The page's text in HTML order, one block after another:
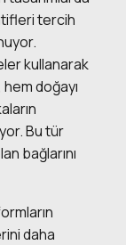
tercih
kullanarak
doğayı
Bu tür
bağlarını
daha